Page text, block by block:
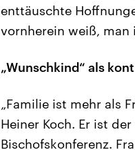
enttäuschte
vornherein weiß, man
„Wunschkind“ als
„Familie ist mehr als
Heiner Koch. Er ist
Bischofskonferenz.